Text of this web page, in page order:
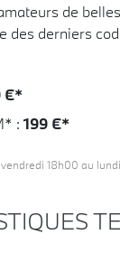
de
des derniers
week-end à la
à la campagne,
qu'il vous
2 Gran Coupé.
Coupé est une
Lors de
€*
: 199 €*
18h00 au